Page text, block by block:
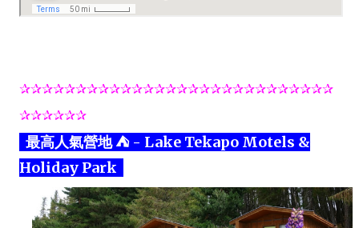
✰✰✰✰✰✰✰✰✰✰✰✰✰✰✰✰✰✰✰✰✰✰✰✰✰✰✰✰
✰✰✰✰✰✰
最高人氣營地 ⛺ - Lake Tekapo Motels &
Holiday Park